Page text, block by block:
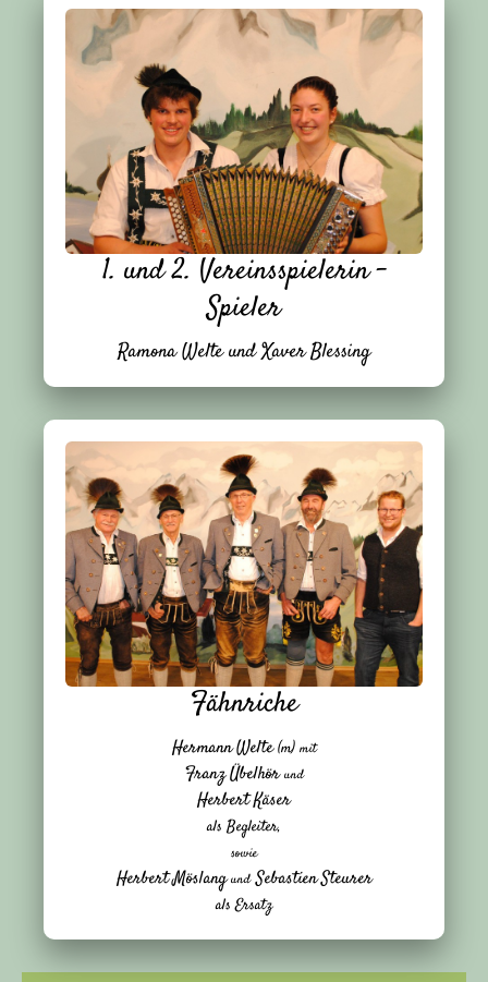
1. und 2. Vereinsspielerin -
Spieler
RamonaWelte und Xaver Blessing
Fähnriche
Hermann Welte(m) mit
Franz Übelhörund
Herbert Käser
als Begleiter,
sowie
Herbert Möslang und Sebastien Steurer
als Ersatz